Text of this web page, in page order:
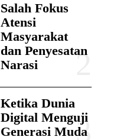
Salah Fokus
Atensi
Masyarakat
dan Penyesatan
Narasi
Ketika Dunia
Digital Menguji
Generasi Muda